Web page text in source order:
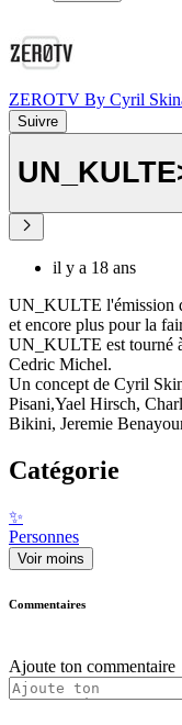
ZEROTV By Cyril
Suivre
il y a 18 ans
UN_KULTE l'émission
et encore plus pour la
UN_KULTE est tourné
Cedric Michel.
Un concept de Cyril
Pisani,Yael Hirsch,
Bikini, Jeremie
Catégorie
✨
Personnes
Voir moins
Commentaires
Ajoute ton commentaire